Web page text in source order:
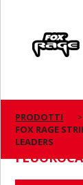
PRODOTTI
FOX RAGE
LEADERS
FOX RAGE